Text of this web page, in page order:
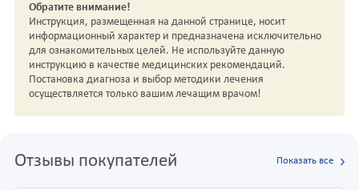
Обратите внимание!
Инструкция, размещенная на данной странице, носит
информационный характер и предназначена исключительно
для ознакомительных целей. Не используйте данную
инструкцию в качестве медицинских рекомендаций.
Постановка диагноза и выбор методики лечения
осуществляется только вашим лечащим врачом!
Отзывы покупателей Показать все